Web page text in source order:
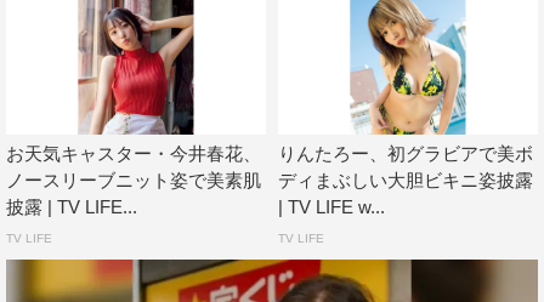
お天気キャスター・今井春花、
ノースリーブニット姿で美素肌
披露 | TV LIFE...
TV LIFE
りんたろー、初グラビアで美ボ
ディまぶしい大胆ビキニ姿披露
| TV LIFE w...
TV LIFE